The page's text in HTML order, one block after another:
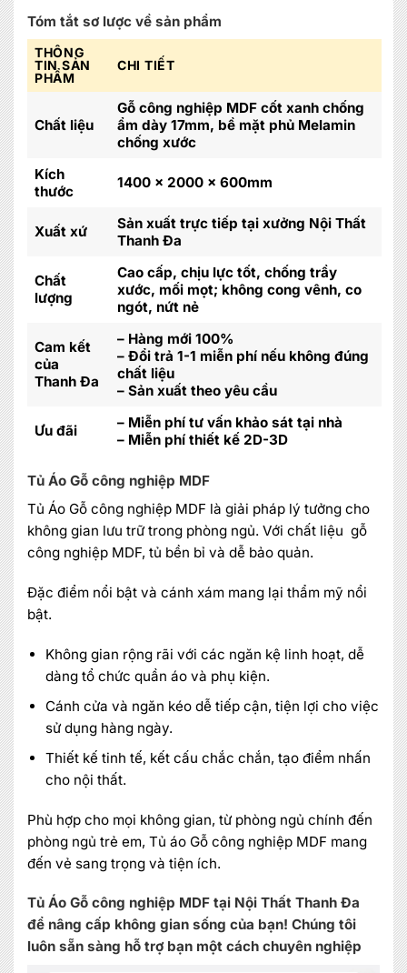
Tóm tắt sơ lược về sản phẩm
THÔNG
TIN SẢN
PHẨM
CHI TIẾT
Chất liệu
Gỗ công nghiệp MDF cốt xanh chống
ẩm dày 17mm, bề mặt phủ Melamin
chống xước
Kích
thước
1400 x 2000 x 600mm
Xuất xứ
Sản xuất trực tiếp tại xưởng Nội Thất
Thanh Đa
Chất
lượng
Cao cấp, chịu lực tốt, chống trầy
xước, mối mọt; không cong vênh, co
ngót, nứt nẻ
Cam kết
của
Thanh Đa
– Hàng mới 100%
– Đổi trả 1-1 miễn phí nếu không đúng
chất liệu
– Sản xuất theo yêu cầu
Ưu đãi
– Miễn phí tư vấn khảo sát tại nhà
– Miễn phí thiết kế 2D-3D
Tủ Áo Gỗ công nghiệp MDF
Tủ Áo Gỗ công nghiệp MDF là giải pháp lý tưởng cho
không gian lưu trữ trong phòng ngủ. Với chất liệu gỗ
công nghiệp MDF, tủ bền bỉ và dễ bảo quản.
Đặc điểm nổi bật và cánh xám mang lại thẩm mỹ nổi
bật.
Không gian rộng rãi với các ngăn kệ linh hoạt, dễ
dàng tổ chức quần áo và phụ kiện.
Cánh cửa và ngăn kéo dễ tiếp cận, tiện lợi cho việc
sử dụng hàng ngày.
Thiết kế tinh tế, kết cấu chắc chắn, tạo điểm nhấn
cho nội thất.
Phù hợp cho mọi không gian, từ phòng ngủ chính đến
phòng ngủ trẻ em, Tủ áo Gỗ công nghiệp MDF mang
đến vẻ sang trọng và tiện ích.
Tủ Áo Gỗ công nghiệp MDF tại Nội Thất Thanh Đa
để nâng cấp không gian sống của bạn! Chúng tôi
luôn sẵn sàng hỗ trợ bạn một cách chuyên nghiệp